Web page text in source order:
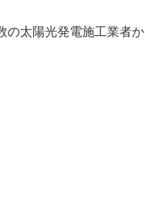
の太陽光発電施工業者